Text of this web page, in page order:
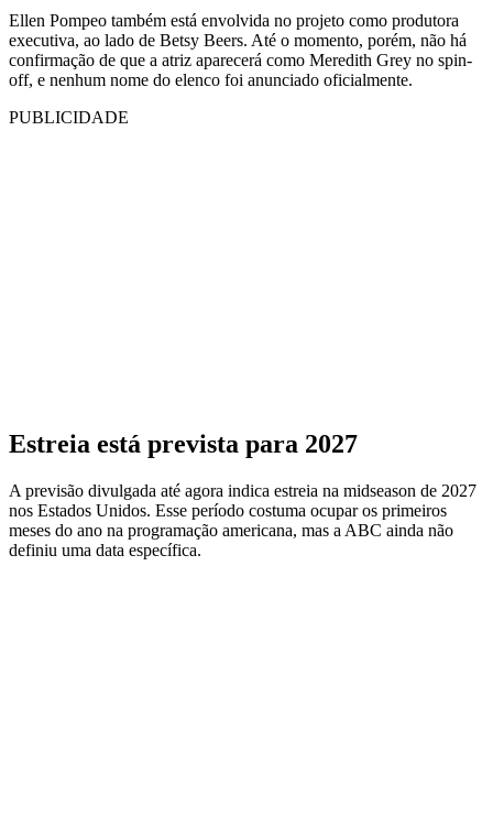
Ellen Pompeo também está envolvida no projeto como produtora
executiva, ao lado de Betsy Beers. Até o momento, porém, não há
confirmação de que a atriz aparecerá como Meredith Grey no spin-
off, e nenhum nome do elenco foi anunciado oficialmente.
PUBLICIDADE
Estreia está prevista para 2027
A previsão divulgada até agora indica estreia na midseason de 2027
nos Estados Unidos. Esse período costuma ocupar os primeiros
meses do ano na programação americana, mas a ABC ainda não
definiu uma data específica.